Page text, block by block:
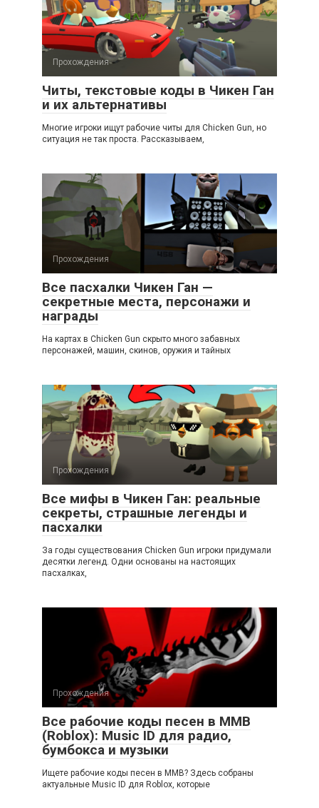
Прохождения
Читы, текстовые коды в Чикен Ган
и их альтернативы
Многие игроки ищут рабочие читы для Chicken Gun, но
ситуация не так проста. Рассказываем,
Прохождения
Все пасхалки Чикен Ган —
секретные места, персонажи и
награды
На картах в Chicken Gun скрыто много забавных
персонажей, машин, скинов, оружия и тайных
Прохождения
Все мифы в Чикен Ган: реальные
секреты, страшные легенды и
пасхалки
За годы существования Chicken Gun игроки придумали
десятки легенд. Одни основаны на настоящих
пасхалках,
Прохождения
Все рабочие коды песен в ММВ
(Roblox): Music ID для радио,
бумбокса и музыки
Ищете рабочие коды песен в ММВ? Здесь собраны
актуальные Music ID для Roblox, которые